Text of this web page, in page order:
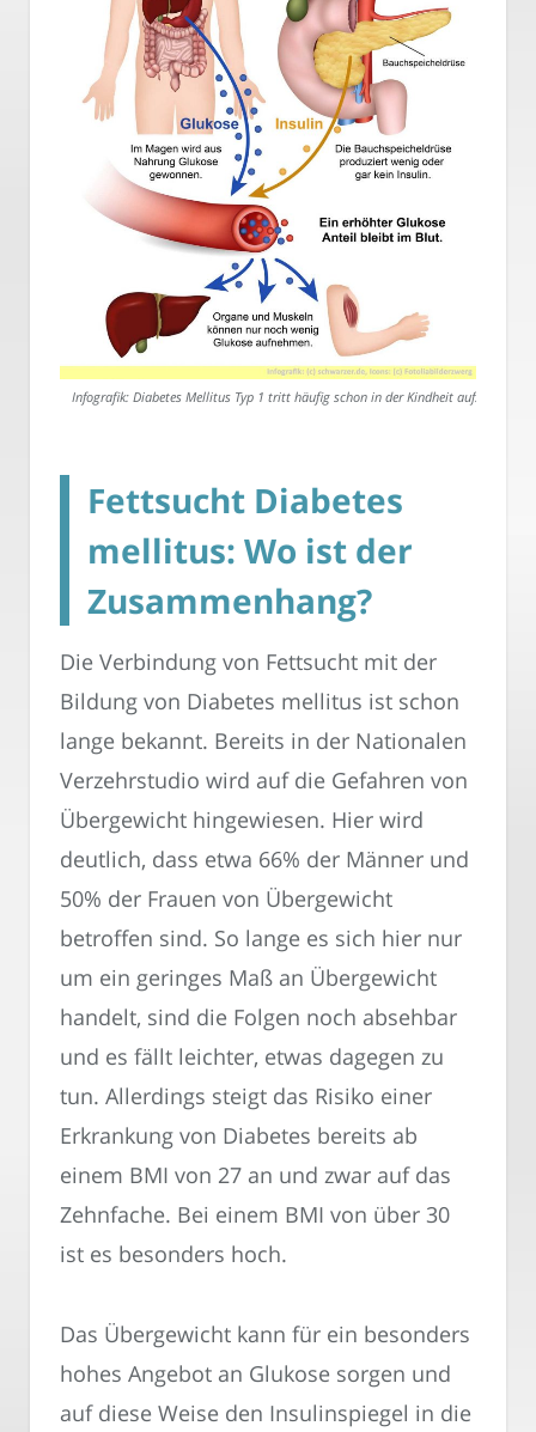
Infografik: Diabetes Mellitus Typ 1 tritt häufig schon in der Kindheit auf.
Fettsucht Diabetes
mellitus: Wo ist der
Zusammenhang?
Die Verbindung von Fettsucht mit der
Bildung von Diabetes mellitus ist schon
lange bekannt. Bereits in der Nationalen
Verzehrstudio wird auf die Gefahren von
Übergewicht hingewiesen. Hier wird
deutlich, dass etwa 66% der Männer und
50% der Frauen von Übergewicht
betroffen sind. So lange es sich hier nur
um ein geringes Maß an Übergewicht
handelt, sind die Folgen noch absehbar
und es fällt leichter, etwas dagegen zu
tun. Allerdings steigt das Risiko einer
Erkrankung von Diabetes bereits ab
einem BMI von 27 an und zwar auf das
Zehnfache. Bei einem BMI von über 30
ist es besonders hoch.
Das Übergewicht kann für ein besonders
hohes Angebot an Glukose sorgen und
auf diese Weise den Insulinspiegel in die